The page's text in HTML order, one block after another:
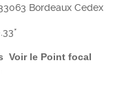
Bordeaux Cedex
Voir le Point focal